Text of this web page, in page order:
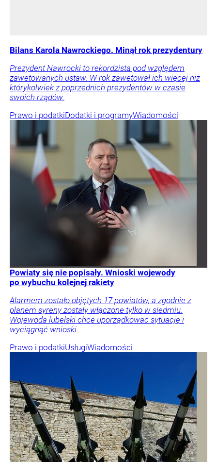
Bilans Karola Nawrockiego. Minął rok prezydentury
Prezydent Nawrocki to rekordzista pod względem
zawetowanych ustaw. W rok zawetował ich więcej niż
którykolwiek z poprzednich prezydentów w czasie
swoich rządów.
Prawo i podatkiDodatki i programyWiadomości
Powiaty się nie popisały. Wnioski wojewody
po wybuchu kolejnej rakiety
Alarmem zostało objętych 17 powiatów, a zgodnie z
planem syreny zostały włączone tylko w siedmiu.
Wojewoda lubelski chce uporządkować sytuację i
wyciągnąć wnioski.
Prawo i podatkiUsługiWiadomości